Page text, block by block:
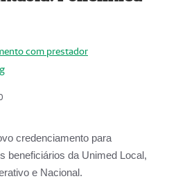
com prestador
credenciamento para
beneficiários da Unimed Local,
e Nacional.